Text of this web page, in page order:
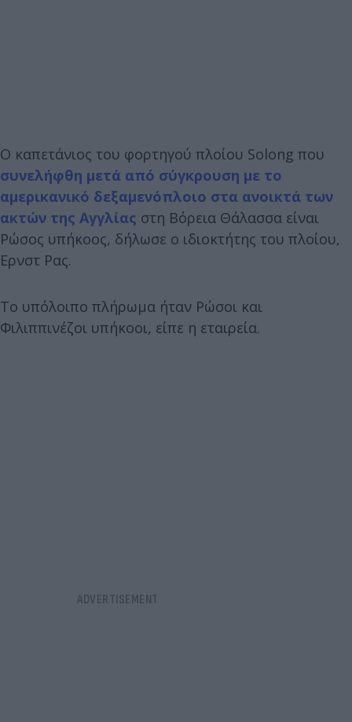
Ο καπετάνιος του φορτηγού πλοίου Solong που
συνελήφθη μετά από σύγκρουση με το
αμερικανικό δεξαμενόπλοιο στα ανοικτά των
ακτών της Αγγλίας στη Βόρεια Θάλασσα είναι
Ρώσος υπήκοος, δήλωσε ο ιδιοκτήτης του πλοίου,
Ερνστ Ρας.
Το υπόλοιπο πλήρωμα ήταν Ρώσοι και
Φιλιππινέζοι υπήκοοι, είπε η εταιρεία.